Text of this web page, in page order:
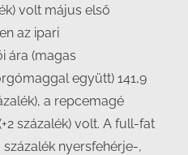
volt május első
az ipari
ára (magas
együtt) 141,9
a repcemagé
százalék) volt. A full-fat
nyersfehérje-,